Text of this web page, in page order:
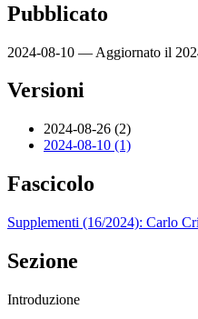
Pubblicato
2024-08-10 — Aggiornato il
Versioni
2024-08-26 (2)
2024-08-10 (1)
Fascicolo
Supplementi (16/2024): Carlo
Sezione
Introduzione